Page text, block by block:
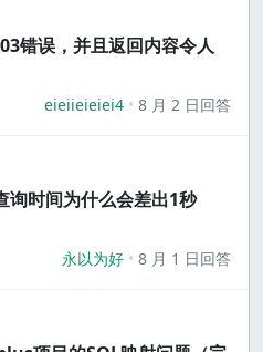
错误，并且返回内容令人
eieiieieiei4 8 月 2 日回答
询时间为什么会差出1秒
永以为好 8 月 1 日回答